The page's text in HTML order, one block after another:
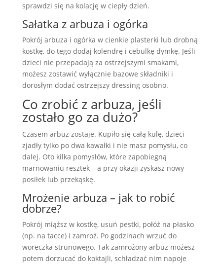
sprawdzi się na kolację w ciepły dzień.
Sałatka z arbuza i ogórka
Pokrój arbuza i ogórka w cienkie plasterki lub drobną
kostkę, do tego dodaj kolendrę i cebulkę dymkę. Jeśli
dzieci nie przepadają za ostrzejszymi smakami,
możesz zostawić wyłącznie bazowe składniki i
dorosłym dodać ostrzejszy dressing osobno.
Co zrobić z arbuza, jeśli
zostało go za dużo?
Czasem arbuz zostaje. Kupiło się całą kulę, dzieci
zjadły tylko po dwa kawałki i nie masz pomysłu, co
dalej. Oto kilka pomysłów, które zapobiegną
marnowaniu resztek – a przy okazji zyskasz nowy
posiłek lub przekąskę.
Mrożenie arbuza – jak to robić
dobrze?
Pokrój miąższ w kostkę, usuń pestki, połóż na płasko
(np. na tacce) i zamroź. Po godzinach wrzuć do
woreczka strunowego. Tak zamrożony arbuz możesz
potem dorzucać do koktajli, schładzać nim napoje